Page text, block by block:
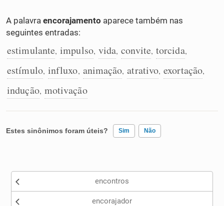
Cata-letras
Caça-palavras
Sinônimos
A palavra encorajamento aparece também nas
seguintes entradas:
estimulante, impulso, vida, convite, torcida,
estímulo, influxo, animação, atrativo, exortação,
indução, motivação
Estes sinônimos foram úteis? Sim Não
Nenhum dos sinônimos apresentados me ajudou
encontros
encorajador